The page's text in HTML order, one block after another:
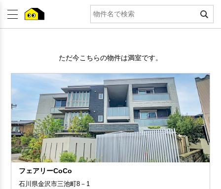
ただ今こちらの物件は満室です。
フェアリーCoCo
石川県金沢市三池町8－1